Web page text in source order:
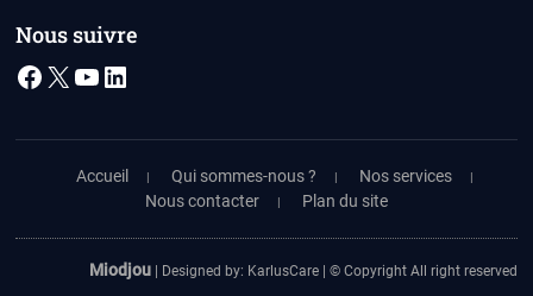
Nous suivre
Facebook
X YouTube
LinkedIn
Accueil Qui sommes-nous ?
Nos services
Nous contacter
Plan du site
Miodjou| Designed by: KarlusCare| © Copyright All right reserved